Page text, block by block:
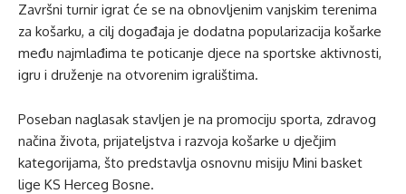
Završni turnir igrat će se na obnovljenim vanjskim terenima
za košarku, a cilj događaja je dodatna popularizacija košarke
među najmlađima te poticanje djece na sportske aktivnosti,
igru i druženje na otvorenim igralištima.
Poseban naglasak stavljen je na promociju sporta, zdravog
načina života, prijateljstva i razvoja košarke u dječjim
kategorijama, što predstavlja osnovnu misiju Mini basket
lige KS Herceg Bosne.